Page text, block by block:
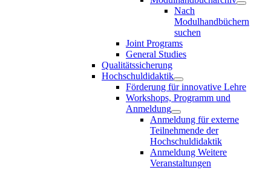
Nach
Modulhandbüchern
suchen
Joint Programs
General Studies
Qualitätssicherung
Hochschuldidaktik
Förderung für innovative Lehre
Workshops, Programm und
Anmeldung
Anmeldung für externe
Teilnehmende der
Hochschuldidaktik
Anmeldung Weitere
Veranstaltungen